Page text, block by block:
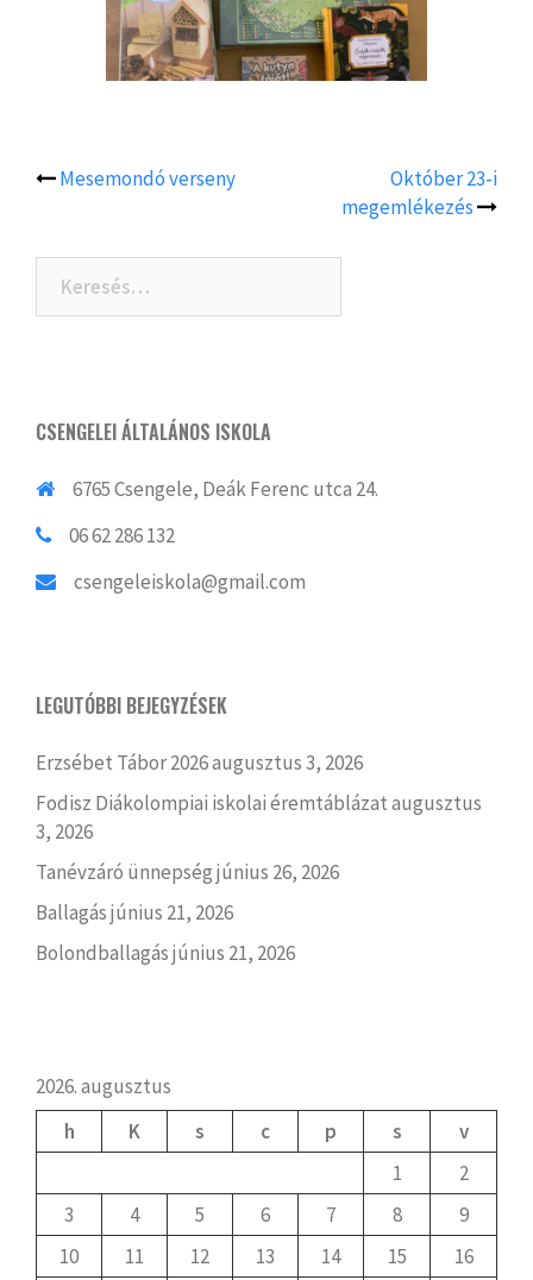
Post
navigation
Mesemondó verseny
Október 23-i
megemlékezés
CSENGELEI ÁLTALÁNOS ISKOLA
6765 Csengele, Deák Ferenc utca 24.
06 62 286 132
csengeleiskola@gmail.com
LEGUTÓBBI BEJEGYZÉSEK
Erzsébet Tábor 2026augusztus 3, 2026
Fodisz Diákolompiai iskolai éremtáblázataugusztus
3, 2026
Tanévzáró ünnepségjúnius 26, 2026
Ballagásjúnius 21, 2026
Bolondballagásjúnius 21, 2026
2026. augusztus
h
K s c p s
v
1
2
3
4 5 6 7 8
9
10
11 12 13 14 15 16